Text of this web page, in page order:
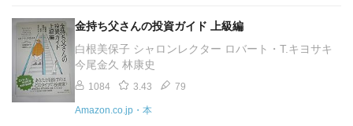
金持ち父さんの投資ガイド 上級編
白根美保子 シャロンレクター ロバート・T.キヨサキ
今尾金久 林康史
1084 3.43 79
Amazon.co.jp・本